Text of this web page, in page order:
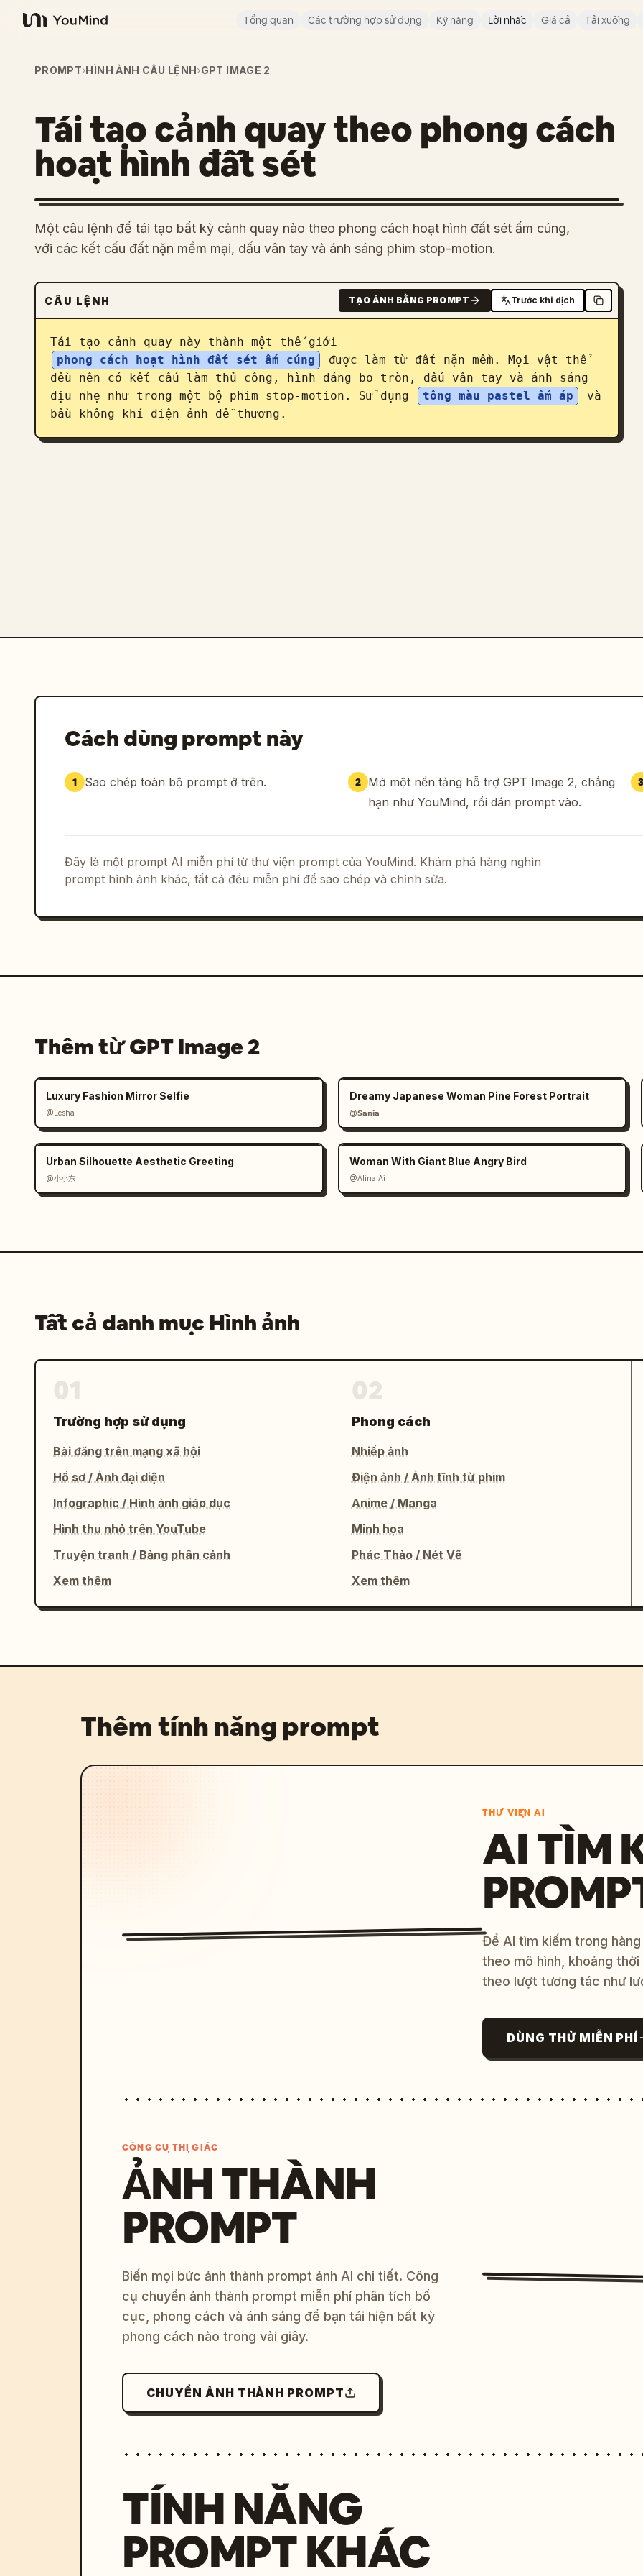
YouMind
Tổng quan Các trường hợp sử dụng Kỹ năng Lời nhắc Giá cả Tải xuống
PROMPT›HÌNH ẢNH CÂU LỆNH›GPT IMAGE 2
Tái tạo cảnh quay theo phong cách
hoạt hình đất sét
Một câu lệnh để tái tạo bất kỳ cảnh quay nào theo phong cách hoạt hình đất sét ấm cúng,
với các kết cấu đất nặn mềm mại, dấu vân tay và ánh sáng phim stop-motion.
CÂU LỆNH TẠO ẢNH BẰNG PROMPT Trước khi dịch
Tái tạo cảnh quay này thành một thế giới
phong cách hoạt hình đất sét ấm cúng
được làm từ đất nặn mềm. Mọi vật thể
đều nên có kết cấu làm thủ công, hình dáng bo tròn, dấu vân tay và ánh sáng
dịu nhẹ như trong một bộ phim stop-motion. Sử dụng
tông màu pastel ấm áp
và
bầu không khí điện ảnh dễ thương.
Cách dùng prompt này
1 Sao chép toàn bộ prompt ở trên. 2 Mở một nền tảng hỗ trợ GPT Image 2, chẳng
hạn như YouMind, rồi dán prompt vào.
3
Đây là một prompt AI miễn phí từ thư viện prompt của YouMind. Khám phá hàng nghìn
prompt hình ảnh khác, tất cả đều miễn phí để sao chép và chỉnh sửa.
Thêm từ GPT Image 2
Luxury Fashion Mirror Selfie
@Eesha
Dreamy Japanese Woman Pine Forest Portrait
@𝗦𝗮𝗻𝗶𝗮
Urban Silhouette Aesthetic Greeting
@小小东
Woman With Giant Blue Angry Bird
@Alina Ai
Tất cả danh mục Hình ảnh
Trường hợp sử dụng
Bài đăng trên mạng xã hội
Hồ sơ / Ảnh đại diện
Infographic / Hình ảnh giáo dục
Hình thu nhỏ trên YouTube
Truyện tranh / Bảng phân cảnh
Xem thêm
Phong cách
Nhiếp ảnh
Điện ảnh / Ảnh tĩnh từ phim
Anime / Manga
Minh họa
Phác Thảo / Nét Vẽ
Xem thêm
Thêm tính năng prompt
THƯ VIỆN AI
AI TÌM
Để AI tìm kiếm trong
theo mô hình, khoảng
theo lượt tương tác như
DÙNG THỬ MIỄN PHÍ
CÔNG CỤ THỊ GIÁC
ẢNH THÀNH
PROMPT
Biến mọi bức ảnh thành prompt ảnh AI chi tiết. Công
cụ chuyển ảnh thành prompt miễn phí phân tích bố
cục, phong cách và ánh sáng để bạn tái hiện bất kỳ
phong cách nào trong vài giây.
CHUYỂN ẢNH THÀNH PROMPT
TÍNH NĂNG
PROMPT KHÁC